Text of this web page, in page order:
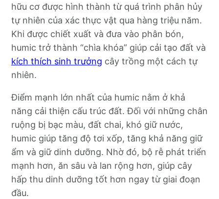
hữu cơ được hình thành từ quá trình phân hủy
tự nhiên của xác thực vật qua hàng triệu năm.
Khi được chiết xuất và đưa vào phân bón,
humic trở thành “chìa khóa” giúp cải tạo đất và
kích thích sinh trưởng cây trồng một cách tự
nhiên.
Điểm mạnh lớn nhất của humic nằm ở khả
năng cải thiện cấu trúc đất. Đối với những chân
ruộng bị bạc màu, đất chai, khó giữ nước,
humic giúp tăng độ tơi xốp, tăng khả năng giữ
ẩm và giữ dinh dưỡng. Nhờ đó, bộ rễ phát triển
mạnh hơn, ăn sâu và lan rộng hơn, giúp cây
hấp thu dinh dưỡng tốt hơn ngay từ giai đoạn
đầu.